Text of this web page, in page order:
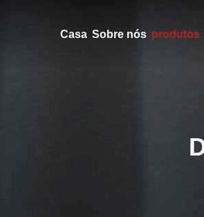
Casa Sobre nós produtos